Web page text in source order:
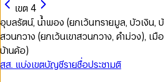
เขต 4
อุบลรัตน์, น้ำพอง (ยกเว้นทรายมูล, บัวเงิน,
สวนกวาง (ยกเว้นเขาสวนกวาง, คำม่วง), เ
บ้านค้อ)
สส. แบ่งเขตบัญชีรายชื่อประชามติ